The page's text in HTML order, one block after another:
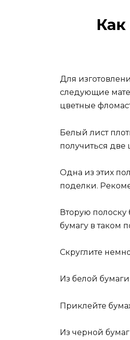
Как
Для
следующие
цветные
Белый лист
получиться
Одна из этих
поделки.
Вторую полоску
бумагу в таком
Скруглите
Из белой
Приклейте
Из черной